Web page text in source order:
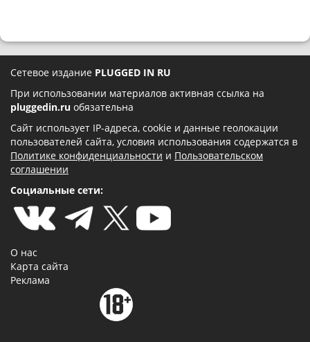
Сетевое издание PLUGGED IN RU
При использовании материалов активная ссылка на
pluggedin.ru обязательна
Сайт использует IP-адреса, cookie и данные геолокации
пользователей сайта, условия использования содержатся в
Политике конфиденциальности и Пользовательском
соглашении
Социальные сети:
О нас
Карта сайта
Реклама